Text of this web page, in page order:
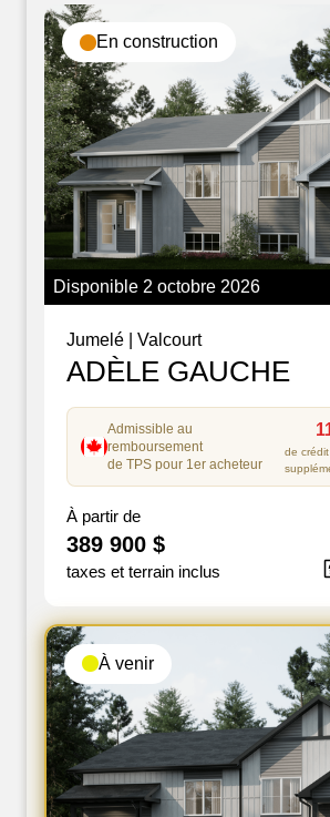
En construction
Disponible 2 octobre 2026
Jumelé Valcourt
ADÈLE GAUCHE
Admissible au
remboursement
de TPS pour 1er acheteur
de crédit
À partir de
389 900 $
taxes et terrain inclus
À venir